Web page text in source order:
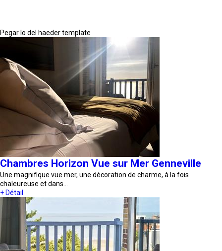
Pegar lo del haeder template
Chambres Horizon Vue sur Mer Genneville
Une magnifique vue mer, une décoration de charme, à la fois
chaleureuse et dans…
+ Détail